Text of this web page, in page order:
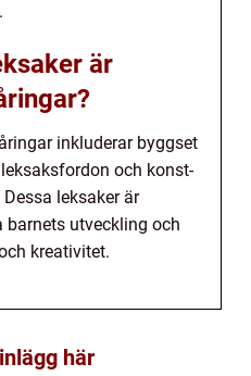
är
inkluderar byggset
och konst-
leksaker är
utveckling och
kreativitet.
här